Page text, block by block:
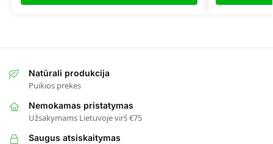
Natūrali produkcija
Puikios prekės
Nemokamas pristatymas
Užsakymams Lietuvoje virš €75
Saugus atsiskaitymas